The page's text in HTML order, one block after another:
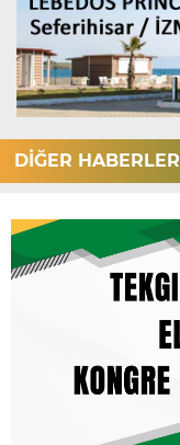
DİĞER HABERLER